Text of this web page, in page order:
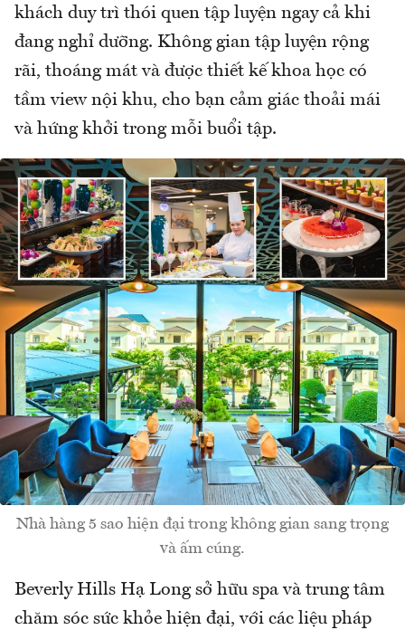
khách duy trì thói quen tập luyện ngay cả khi
đang nghỉ dưỡng. Không gian tập luyện rộng
rãi, thoáng mát và được thiết kế khoa học có
tầm view nội khu, cho bạn cảm giác thoải mái
và hứng khởi trong mỗi buổi tập.
Nhà hàng 5 sao hiện đại trong không gian sang trọng
và ấm cúng.
Beverly Hills Hạ Long sở hữu spa và trung tâm
chăm sóc sức khỏe hiện đại, với các liệu pháp